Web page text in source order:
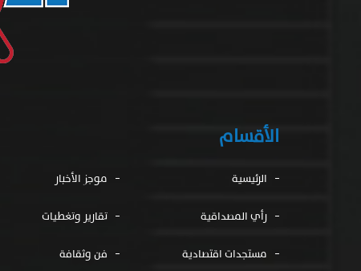
الأقسام
الرئيسية موجز الأخبار
رأي المصداقية تقارير وتغطيات
مستجدات اقتصادية فن وثقافة